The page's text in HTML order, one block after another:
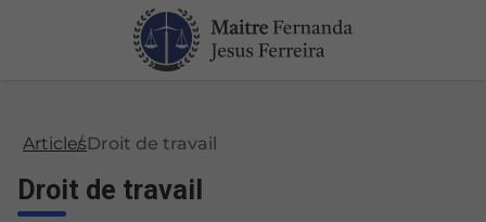
ArticlesDroit de travail
Droit de travail